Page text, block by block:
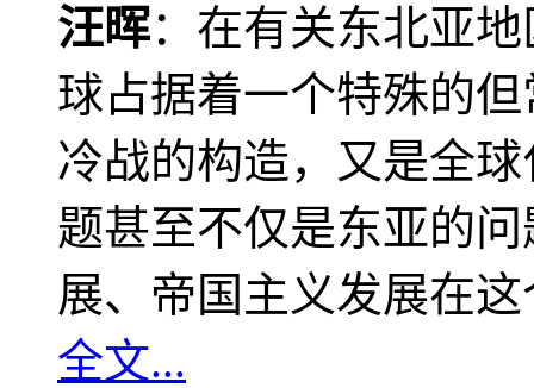
汪晖：在有关东北亚
球占据着一个特殊的
冷战的构造，又是全
题甚至不仅是东亚的
展、帝国主义发展在
全文...